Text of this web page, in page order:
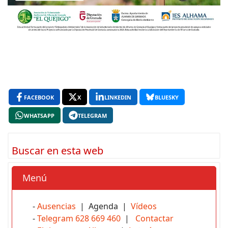
FACEBOOK X LINKEDIN BLUESKY
WHATSAPP TELEGRAM
Buscar en esta web
Menú
-Ausencias | Agenda | Vídeos
-Telegram 628 669 460 | Contactar